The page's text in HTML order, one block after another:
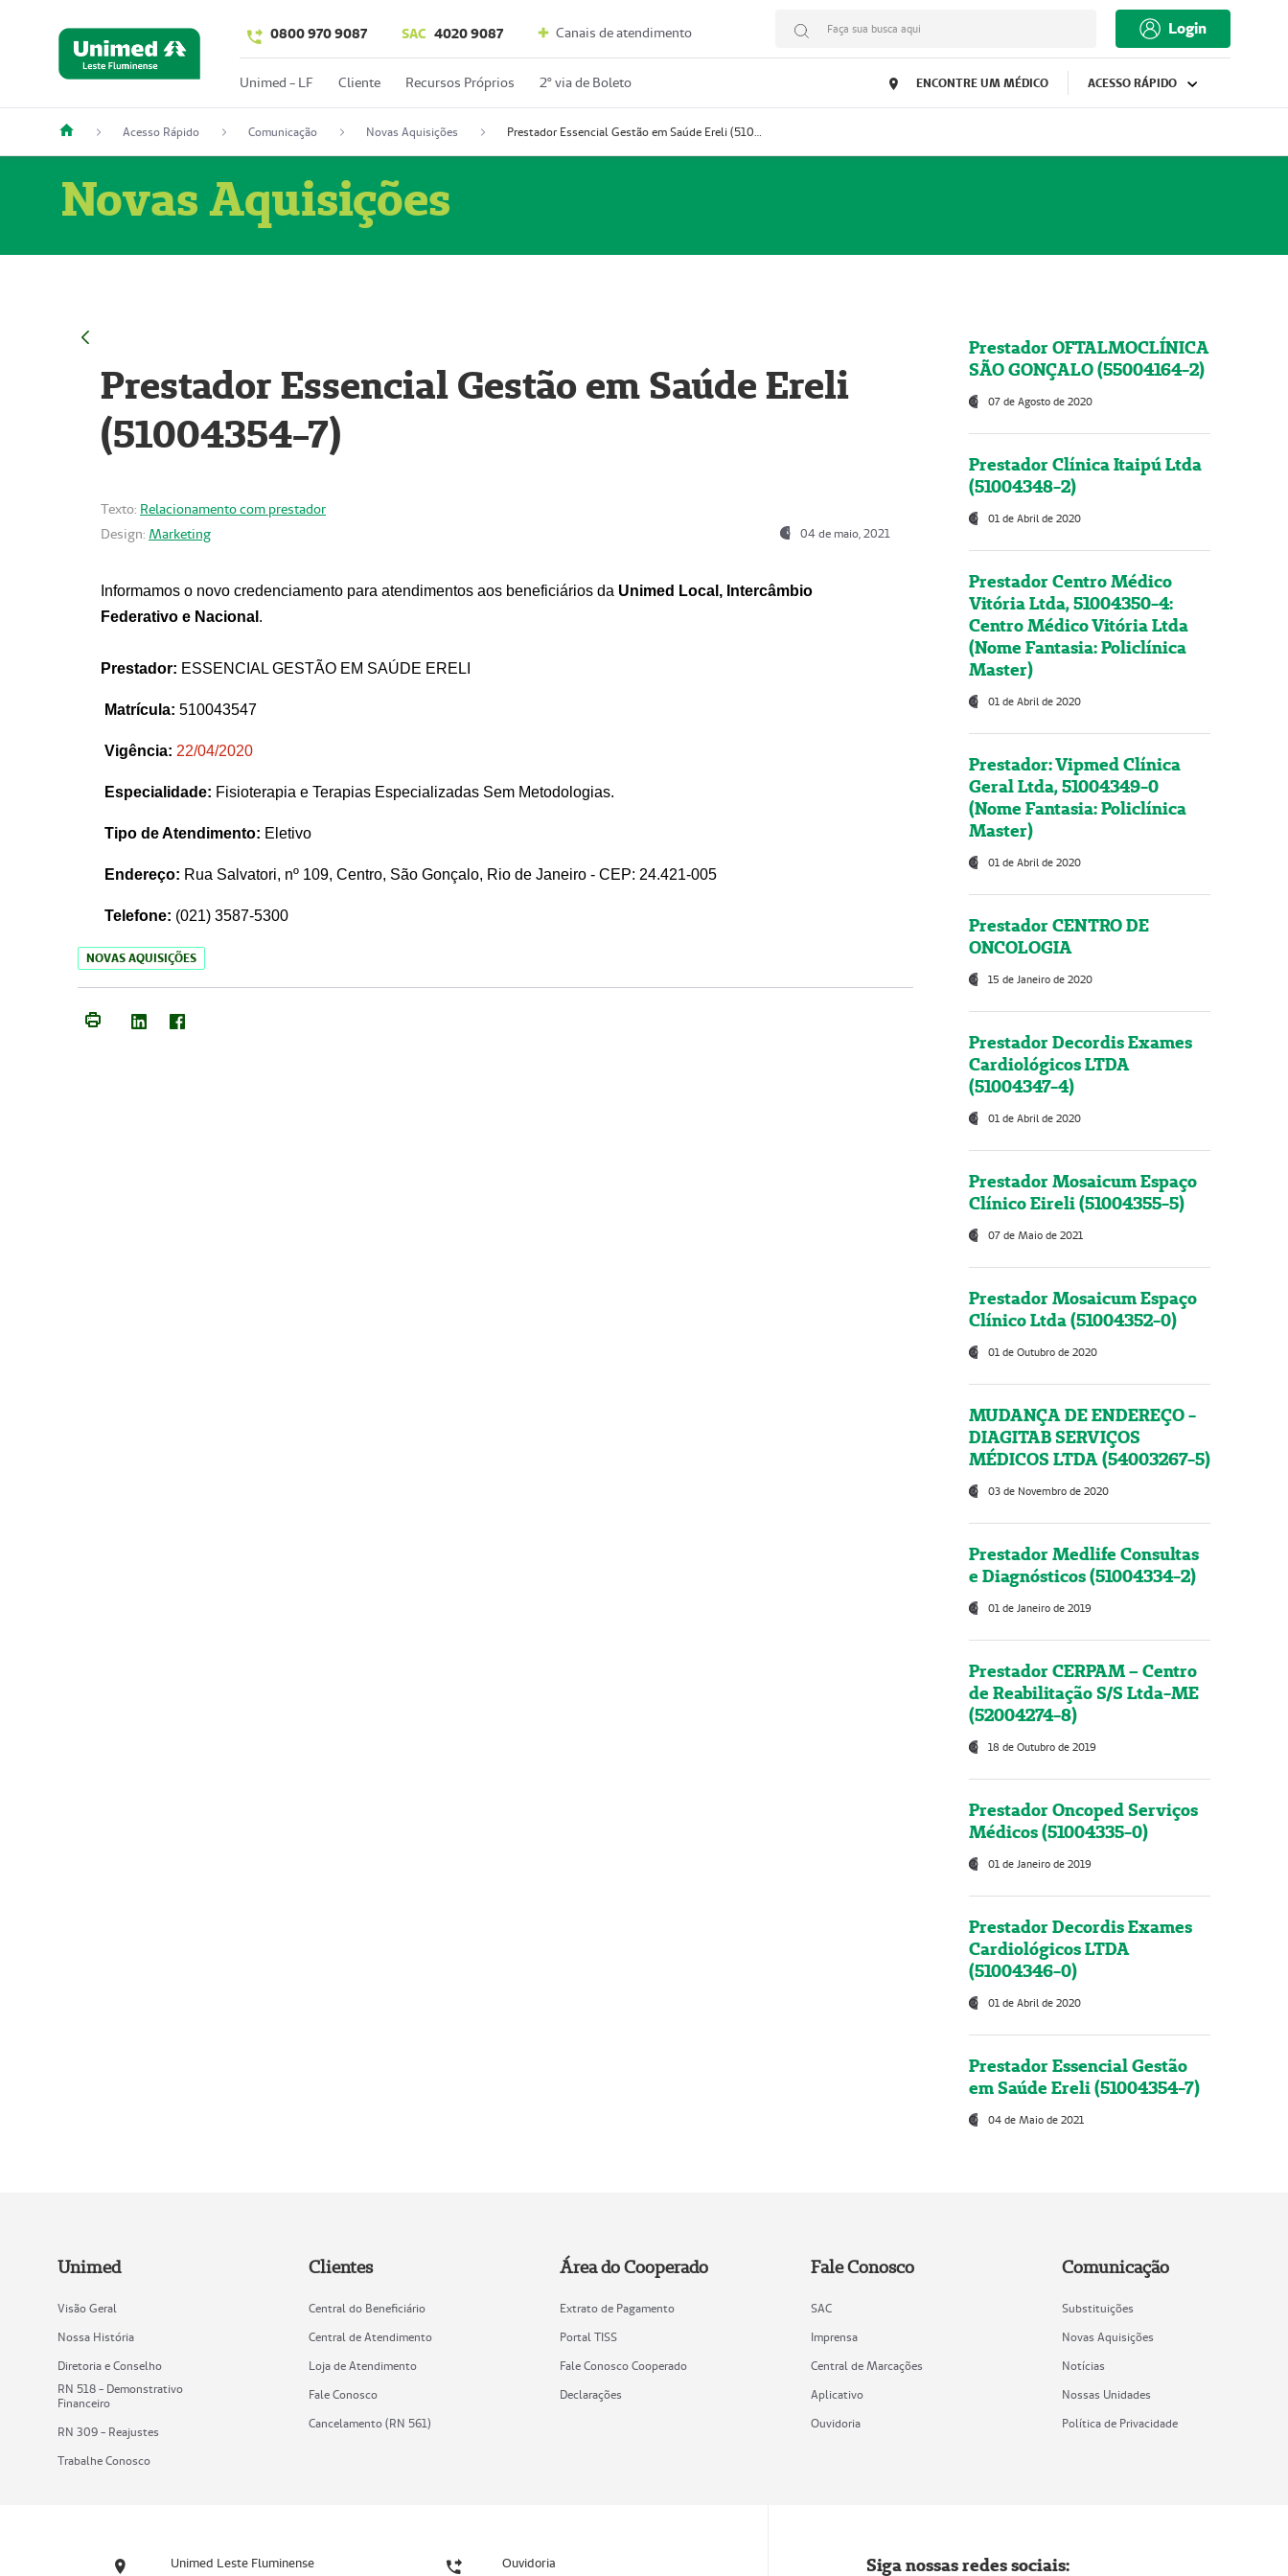
0800 970 9087 SAC 4020 9087 Canais de atendimento Faça sua busca aqui Login
Unimed - LF Cliente Recursos Próprios 2º via de Boleto ENCONTRE UM MÉDICO ACESSO RÁPIDO
Acesso Rápido Comunicação Novas Aquisições Prestador Essencial Gestão em Saúde Ereli (51004354-7)
Novas Aquisições
Prestador Essencial Gestão em Saúde Ereli
(51004354-7)
Texto: Relacionamento com prestador
Design: Marketing 04 de maio, 2021
Informamos o novo credenciamento para atendimentos aos beneficiários da Unimed Local, Intercâmbio
Federativo e Nacional .
Prestador: ESSENCIAL GESTÃO EM SAÚDE ERELI
Matrícula: 510043547
Vigência: 22/04/2020
Especialidade: Fisioterapia e Terapias Especializadas Sem Metodologias.
Tipo de Atendimento: Eletivo
Endereço: Rua Salvatori, nº 109, Centro, São Gonçalo, Rio de Janeiro - CEP: 24.421-005
Telefone: (021) 3587-5300
NOVAS AQUISIÇÕES
Prestador OFTALMOCLÍNICA
SÃO GONÇALO (55004164-2)
07 de Agosto de 2020
Prestador Clínica Itaipú Ltda
(51004348-2)
01 de Abril de 2020
Prestador Centro Médico
Vitória Ltda, 51004350-4:
Centro Médico Vitória Ltda
(Nome Fantasia: Policlínica
Master)
01 de Abril de 2020
Prestador: Vipmed Clínica
Geral Ltda, 51004349-0
(Nome Fantasia: Policlínica
Master)
01 de Abril de 2020
Prestador CENTRO DE
ONCOLOGIA
15 de Janeiro de 2020
Prestador Decordis Exames
Cardiológicos LTDA
(51004347-4)
01 de Abril de 2020
Prestador Mosaicum Espaço
Clínico Eireli (51004355-5)
07 de Maio de 2021
Prestador Mosaicum Espaço
Clínico Ltda (51004352-0)
01 de Outubro de 2020
MUDANÇA DE ENDEREÇO -
DIAGITAB SERVIÇOS
MÉDICOS LTDA (54003267-5)
03 de Novembro de 2020
Prestador Medlife Consultas
e Diagnósticos (51004334-2)
01 de Janeiro de 2019
Prestador CERPAM – Centro
de Reabilitação S/S Ltda-ME
(52004274-8)
18 de Outubro de 2019
Prestador Oncoped Serviços
Médicos (51004335-0)
01 de Janeiro de 2019
Prestador Decordis Exames
Cardiológicos LTDA
(51004346-0)
01 de Abril de 2020
Prestador Essencial Gestão
em Saúde Ereli (51004354-7)
04 de Maio de 2021
Unimed
Visão Geral
Nossa História
Diretoria e Conselho
RN 518 - Demonstrativo
Financeiro
RN 309 - Reajustes
Trabalhe Conosco
Clientes
Central do Beneficiário
Central de Atendimento
Loja de Atendimento
Fale Conosco
Cancelamento (RN 561)
Área do Cooperado
Extrato de Pagamento
Portal TISS
Fale Conosco Cooperado
Declarações
Fale Conosco
SAC
Imprensa
Central de Marcações
Aplicativo
Ouvidoria
Comunicação
Substituições
Novas Aquisições
Notícias
Nossas Unidades
Política de Privacidade
Unimed Leste Fluminense Ouvidoria Siga nossas redes sociais: